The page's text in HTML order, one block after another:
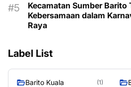
Kecamatan Sumber Barito
Kebersamaan dalam
Raya
Label List
Barito Kuala (1)